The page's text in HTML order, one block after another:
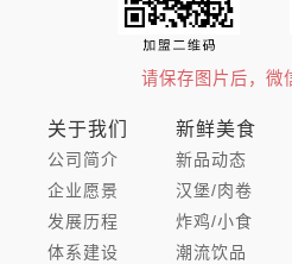
请保存图片后，微
关于我们
公司简介
企业愿景
发展历程
体系建设
新鲜美食
新品动态
汉堡/肉卷
炸鸡/小食
潮流饮品